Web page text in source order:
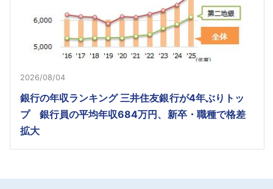
2026/08/04
銀行の年収ランキング 三井住友銀行が4年ぶりトッ
プ 銀行員の平均年収684万円、新卒・職種で格差
拡大